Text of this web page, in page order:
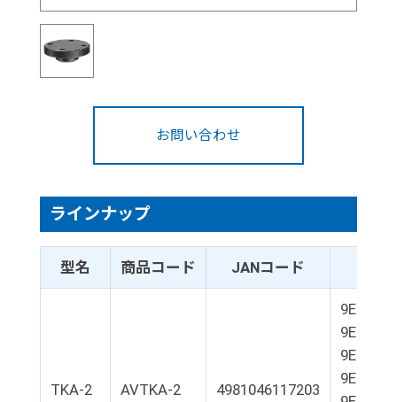
お問い合わせ
ラインナップ
型名 商品コード JANコード
TKA-2 AVTKA-2 4981046117203
9E01-
9E01-
9E01-
9E01-